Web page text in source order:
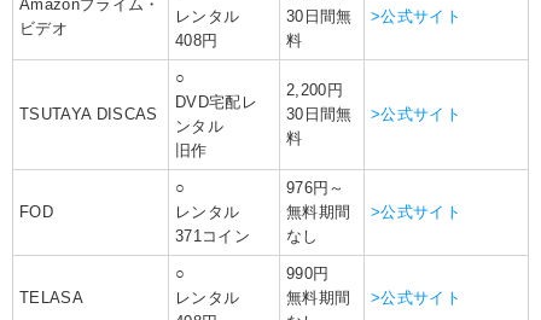
Amazonプライム・
ビデオ
レンタル
408円
30日間無
料
>公式サイト
TSUTAYA DISCAS
○
DVD宅配レ
ンタル
旧作
2,200円
30日間無
料
>公式サイト
FOD
○
レンタル
371コイン
976円～
無料期間
なし
>公式サイト
TELASA
○
レンタル
990円
無料期間
>公式サイト